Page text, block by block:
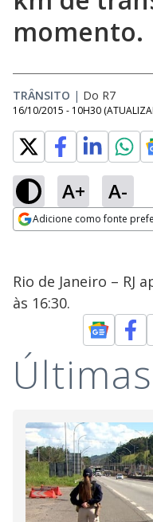
momento.
TRÂNSITO | Do R7
16/10/2015 - 10H30
A+ A-
Adicione como fonte
Rio de Janeiro – RJ
às 16:30.
Últimas